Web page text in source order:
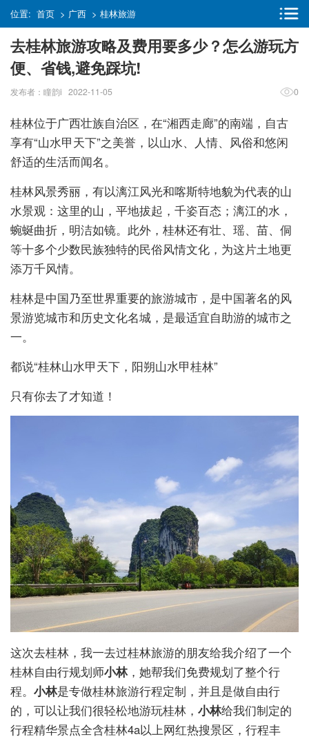
位置: 首页 > 广西 > 桂林旅游
去桂林旅游攻略及费用要多少？怎么游玩方
便、省钱,避免踩坑!
发布者：瞳韵i 2022-11-05 0
桂林位于广西壮族自治区，在“湘西走廊”的南端，自古
享有“山水甲天下”之美誉，以山水、人情、风俗和悠闲
舒适的生活而闻名。
桂林风景秀丽，有以漓江风光和喀斯特地貌为代表的山
水景观：这里的山，平地拔起，千姿百态；漓江的水，
蜿蜒曲折，明洁如镜。此外，桂林还有壮、瑶、苗、侗
等十多个少数民族独特的民俗风情文化，为这片土地更
添万千风情。
桂林是中国乃至世界重要的旅游城市，是中国著名的风
景游览城市和历史文化名城，是最适宜自助游的城市之
一。
都说“桂林山水甲天下，阳朔山水甲桂林”
只有你去了才知道！
这次去桂林，我一去过桂林旅游的朋友给我介绍了一个
桂林自由行规划师小林，她帮我们免费规划了整个行
程。 小林是专做桂林旅游行程定制，并且是做自由行
的，可以让我们很轻松地游玩桂林， 小林给我们制定的
行程精华景点全含桂林4a以上网红热搜景区，行程丰